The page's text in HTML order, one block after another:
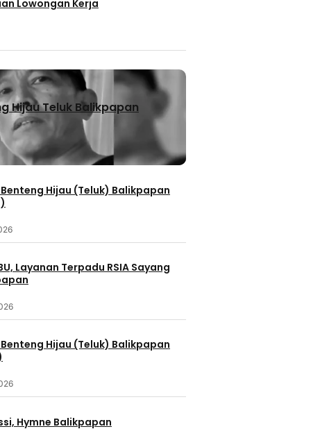
Lowongan Kerja
Hijau Teluk Balikpapan
Hijau (Teluk) Balikpapan
Layanan Terpadu RSIA Sayang
Hijau (Teluk) Balikpapan
Hymne Balikpapan